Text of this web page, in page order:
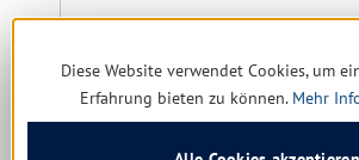
Details
Diese Website verwendet Cookies, um
Erfahrung bieten zu können. Mehr